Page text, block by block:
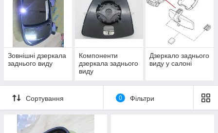
Зовнішні дзеркала
заднього виду
Компоненти
дзеркала заднього
виду
Дзеркало заднього
виду у салоні
Сортування 0 Фільтри